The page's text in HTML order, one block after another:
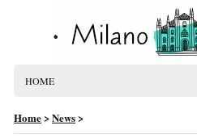
HOME
Home>News>